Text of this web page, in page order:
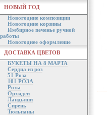
НОВЫЙ ГОД
Новогодние композиции
Новогодние корзины
Имбирное печенье ручной
работы
Новогоднее оформление
ДОСТАВКА ЦВЕТОВ
БУКЕТЫ НА 8 МАРТА
Сердца из роз
51 Роза
101 РОЗА
Розы
Орхидеи
Ландыши
Сирень
Тюльпаны